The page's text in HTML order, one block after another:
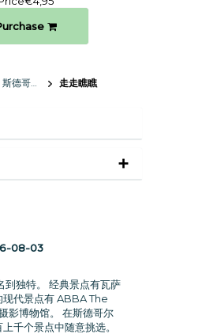
斯德哥尔摩 走走瞧瞧
08-03
到独特。 经典景点有瓦萨
现代景点有 ABBA The
影博物馆。 在斯德哥尔
千个景点中随意挑选。